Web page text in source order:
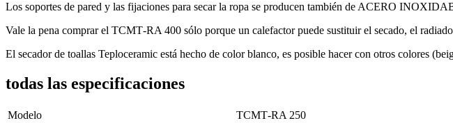
Los soportes de pared y las fijaciones para secar la ropa se producen también de ACERO
Vale la pena comprar el ТСМТ-RA 400 sólo porque un calefactor puede sustituir el secado, el
El secador de toallas Teploceramic está hecho de color blanco, es posible hacer con otros colores
todas las especificaciones
Modelo
ТСМТ-RA 250